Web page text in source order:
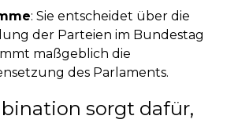
: Sie entscheidet über die
der Parteien im Bundestag
maßgeblich die
des Parlaments.
sorgt dafür,